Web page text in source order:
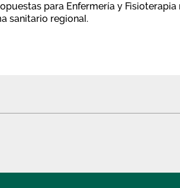
para Enfermería y
sanitario regional.